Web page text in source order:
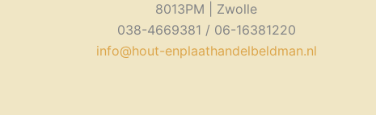
8013PM | Zwolle
038-4669381 / 06-16381220
info@hout-enplaathandelbeldman.nl